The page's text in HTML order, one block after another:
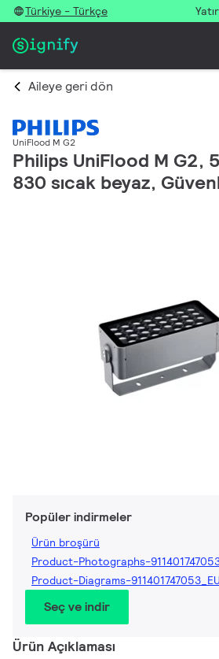
Türkiye - Türkçe
Aileye geri dön
UniFlood M G2
Philips UniFlood M G2,
830 sıcak beyaz,
Popüler indirmeler
Ürün broşürü
Product-Photographs-
Product-Diagrams-911401747053_EU
Seç ve indir
Ürün Açıklaması